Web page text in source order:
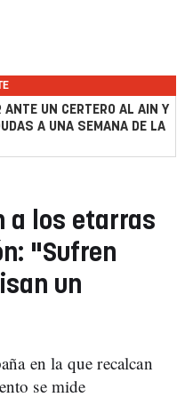
UN CERTERO AL AIN Y
A UNA SEMANA DE LA
a los etarras
"Sufren
un
en la que recalcan
se mide